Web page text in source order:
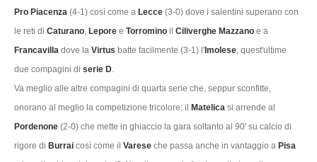
Pro Piacenza (4-1) così come a Lecce (3-0) dove i salentini superano con
le reti di Caturano, Lepore e Torromino il Ciliverghe Mazzano e a
Francavilla dove la Virtus batte facilmente (3-1) l' Imolese, quest'ultime
due compagini di serie D.
Va meglio alle altre compagini di quarta serie che, seppur sconfitte,
onorano al meglio la competizione tricolore: il
Matelica si arrende al
Pordenone (2-0) che mette in ghiaccio la gara soltanto al 90' su calcio di
rigore di Burrai così come il Varese che passa anche in vantaggio a Pisa